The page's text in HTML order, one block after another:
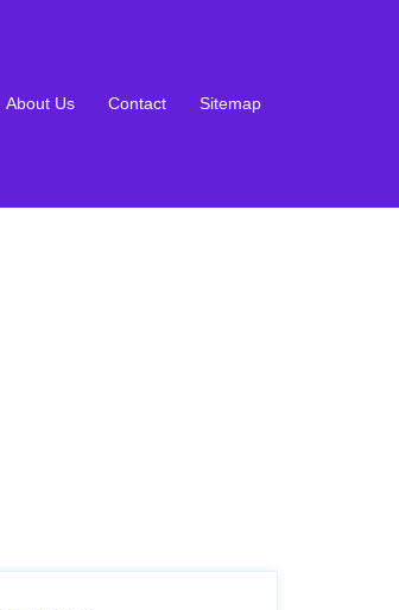
About Us Contact Sitemap